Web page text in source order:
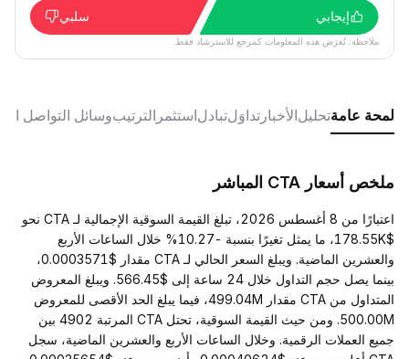
إيجابي
سلبي
ملاحظة: تُعرَض هذه المعلومات كمرجع للاسترشاد فقط.
لمحة عامةتحليلالأخبار تداوَلتبادلاستثمر الترتيبوسائل التواصل
ملخص أسعار CTA المباشر
اعتبارًا من 8 أغسطس 2026، تبلغ القيمة السوقية الإجمالية لـ CTA نحو
$178.55K، ما يمثل تغيرًا بنسبة -10.27% خلال الساعات الأربع
والعشرين الماضية. ويبلغ السعر الحالي لـ CTA مقدار $0.0003571،
بينما يصل حجم التداول خلال 24 ساعة إلى $566.45. ويبلغ المعروض
المتداول من CTA مقدار 499.04M، فيما يبلغ الحد الأقصى للمعروض
500.00M. ومن حيث القيمة السوقية، تحتل CTA المرتبة 4902 بين
جميع العملات الرقمية. وخلال الساعات الأربع والعشرين الماضية، سجل